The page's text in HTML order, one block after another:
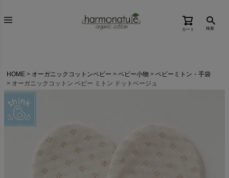
カート 検索
HOME オーガニックコットンベビー ベビー小物
ベビーミトン・手袋
オーガニックコットン ベビー ミトン ドットベージュ